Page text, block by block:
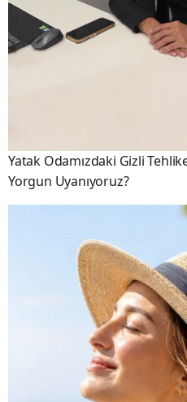
Yatak Odamızdaki Gizli
Yorgun Uyanıyoruz?